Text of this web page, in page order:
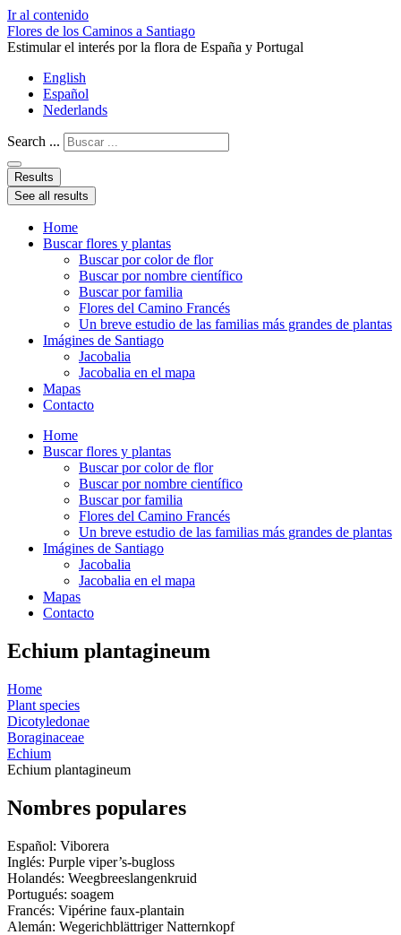
Ir al contenido
Flores de los Caminos a Santiago
Estimular el interés por la flora de España y Portugal
English
Español
Nederlands
Search ...
Results
See all results
Home
Buscar flores y plantas
Buscar por color de flor
Buscar por nombre científico
Buscar por familia
Flores del Camino Francés
Un breve estudio de las familias más grandes de plantas
Imágines de Santiago
Jacobalia
Jacobalia en el mapa
Mapas
Contacto
Home
Buscar flores y plantas
Buscar por color de flor
Buscar por nombre científico
Buscar por familia
Flores del Camino Francés
Un breve estudio de las familias más grandes de plantas
Imágines de Santiago
Jacobalia
Jacobalia en el mapa
Mapas
Contacto
Echium plantagineum
Home
Plant species
Dicotyledonae
Boraginaceae
Echium
Echium plantagineum
Nombres populares
Español: Viborera
Inglés: Purple viper’s-bugloss
Holandés: Weegbreeslangenkruid
Portugués: soagem
Francés: Vipérine faux-plantain
Alemán: Wegerichblättriger Natternkopf